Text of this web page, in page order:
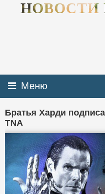
НОВОСТИ
Меню
Братья Харди
TNA